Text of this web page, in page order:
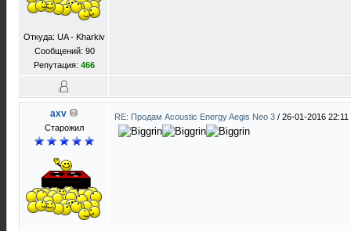
Откуда: UA - Kharkiv
Сообщений: 90
Репутация: 466
axv
Старожил
RE: Продам Acoustic Energy Aegis Neo 3 / 26-01-2016 22:11